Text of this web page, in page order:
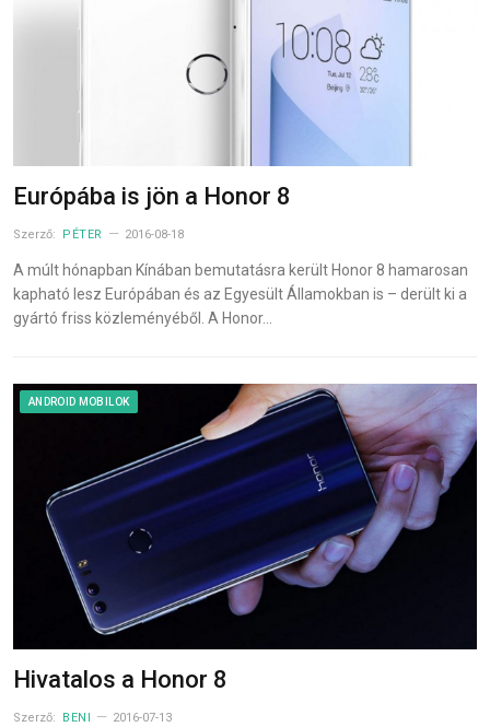
Európába is jön a Honor 8
Szerző: PÉTER 2016-08-18
A múlt hónapban Kínában bemutatásra került Honor 8 hamarosan
kapható lesz Európában és az Egyesült Államokban is – derült ki a
gyártó friss közleményéből. A Honor…
ANDROID MOBILOK
Hivatalos a Honor 8
Szerző: BENI 2016-07-13